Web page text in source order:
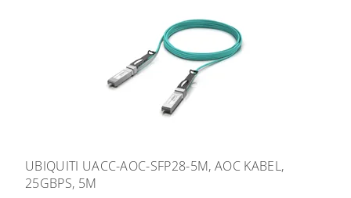
UBIQUITI UACC-AOC-SFP28-5M, AOC KABEL,
25GBPS, 5M